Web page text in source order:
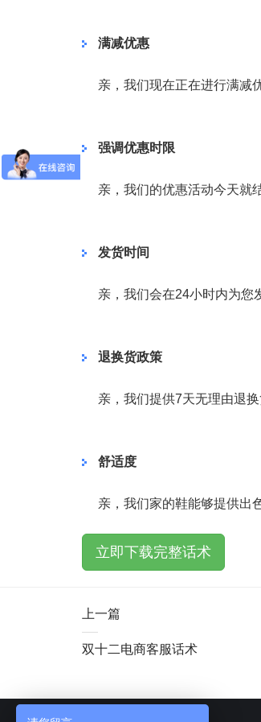
满减优惠
亲，我们现在正在进行满减
强调优惠时限
亲，我们的优惠活动今天就
发货时间
亲，我们会在24小时内为您
退换货政策
亲，我们提供7天无理由退
舒适度
亲，我们家的鞋能够提供出
立即下载完整话术
上一篇
双十二电商客服话术